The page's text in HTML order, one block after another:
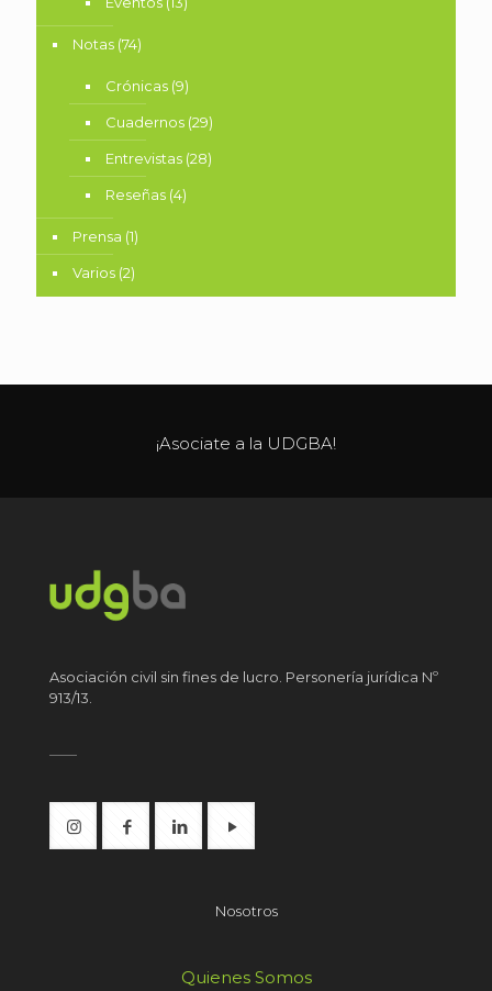
Notas (74)
Crónicas (9)
Cuadernos (29)
Entrevistas (28)
Reseñas (4)
Prensa (1)
Varios (2)
¡Asociate a la UDGBA!
Asociación civil sin fines de lucro. Personería jurídica Nº
913/13.
Nosotros
Quienes Somos